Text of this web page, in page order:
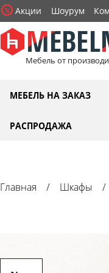
Акции Шоурум
Мебель от
МЕБЕЛЬ НА ЗАКАЗ
РАСПРОДАЖА
Главная Шкафы